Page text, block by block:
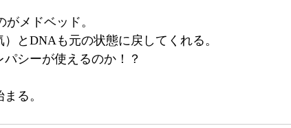
メドベッド。
とDNAも元の状態に戻してくれる。
シーが使えるのか！？
る。